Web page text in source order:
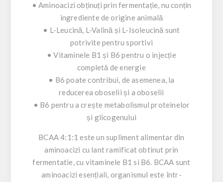
• Aminoacizi obținuți prin fermentație, nu conțin
ingrediente de origine animală
• L-Leucină, L-Valină și L-Isoleucină sunt
potrivite pentru sportivi
• Vitaminele B1 și B6 pentru o injecție
completă de energie
• B6 poate contribui, de asemenea, la
reducerea oboselii și a oboselii
• B6 pentru a crește metabolismul proteinelor
și glicogenului
BCAA 4:1:1 este un supliment alimentar din
aminoacizi cu lant ramificat obtinut prin
fermentatie, cu vitaminele B1 si B6. BCAA sunt
aminoacizi esențiali, organismul este într-